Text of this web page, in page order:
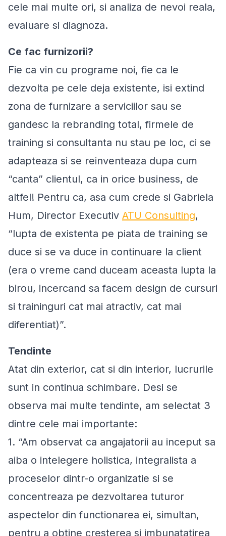
cele mai multe ori, si analiza de nevoi reala,
evaluare si diagnoza.
Ce fac furnizorii?
Fie ca vin cu programe noi, fie ca le
dezvolta pe cele deja existente, isi extind
zona de furnizare a serviciilor sau se
gandesc la rebranding total, firmele de
training si consultanta nu stau pe loc, ci se
adapteaza si se reinventeaza dupa cum
“canta” clientul, ca in orice business, de
altfel! Pentru ca, asa cum crede si Gabriela
Hum, Director Executiv ATU Consulting,
“lupta de existenta pe piata de training se
duce si se va duce in continuare la client
(era o vreme cand duceam aceasta lupta la
birou, incercand sa facem design de cursuri
si traininguri cat mai atractiv, cat mai
diferentiat)”.
Tendinte
Atat din exterior, cat si din interior, lucrurile
sunt in continua schimbare. Desi se
observa mai multe tendinte, am selectat 3
dintre cele mai importante:
1. “Am observat ca angajatorii au inceput sa
aiba o intelegere holistica, integralista a
proceselor dintr-o organizatie si se
concentreaza pe dezvoltarea tuturor
aspectelor din functionarea ei, simultan,
pentru a obtine cresterea si imbunatatirea